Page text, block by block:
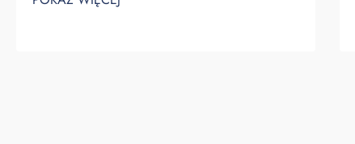
to firmy sprzedające towary, podczas gdy